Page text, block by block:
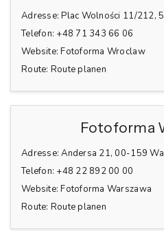
Adresse: Plac Wolności 11/212,
Telefon: +48 71 343 66 06
Website: Fotoforma Wroclaw
Route: Route planen
Fotoforma
Adresse: Andersa 21, 00-159
Telefon: +48 22 892 00 00
Website: Fotoforma Warszawa
Route: Route planen